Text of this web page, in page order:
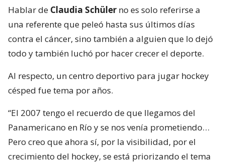
Hablar de Claudia Schüler no es solo referirse a
una referente que peleó hasta sus últimos días
contra el cáncer, sino también a alguien que lo dejó
todo y también luchó por hacer crecer el deporte.
Al respecto, un centro deportivo para jugar hockey
césped fue tema por años.
“El 2007 tengo el recuerdo de que llegamos del
Panamericano en Río y se nos venía prometiendo…
Pero creo que ahora sí, por la visibilidad, por el
crecimiento del hockey, se está priorizando el tema